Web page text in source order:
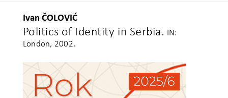
Ivan ČOLOVIĆ
Politics of Identity in Serbia.
IN:
London, 2002.